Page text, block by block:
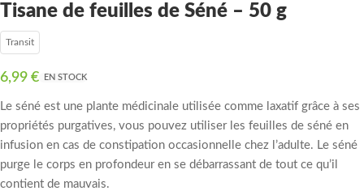
Tisane de feuilles de Séné – 50 g
Transit
6,99 € EN STOCK
Le séné est une plante médicinale utilisée comme laxatif grâce à ses
propriétés purgatives, vous pouvez utiliser les feuilles de séné en
infusion en cas de constipation occasionnelle chez l’adulte. Le séné
purge le corps en profondeur en se débarrassant de tout ce qu’il
contient de mauvais.